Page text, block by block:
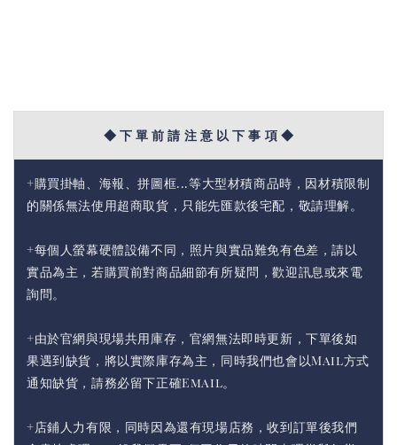
◆ 下 單 前 請 注 意 以 下 事 項 ◆
+購買掛軸、海報、拼圖框...等大型材積商品時，因材積限制
的關係無法使用超商取貨，只能先匯款後宅配，敬請理解。
+每個人螢幕硬體設備不同，照片與實品難免有色差，請以
實品為主，若購買前對商品細節有所疑問，歡迎訊息或來電
詢問。
+由於官網與現場共用庫存，官網無法即時更新，下單後如
果遇到缺貨，將以實際庫存為主，同時我們也會以Mail方式
通知缺貨，請務必留下正確Email。
+店鋪人力有限，同時因為還有現場店務，收到訂單後我們